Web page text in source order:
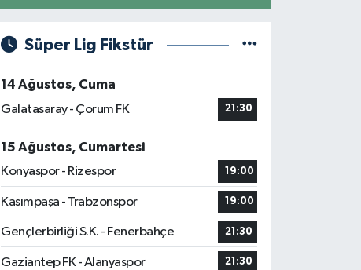
Süper Lig Fikstür
14 Ağustos, Cuma
Galatasaray - Çorum FK
21:30
15 Ağustos, Cumartesi
Konyaspor - Rizespor
19:00
Kasımpaşa - Trabzonspor 19:00
Gençlerbirliği S.K. - Fenerbahçe 21:30
Gaziantep FK - Alanyaspor 21:30